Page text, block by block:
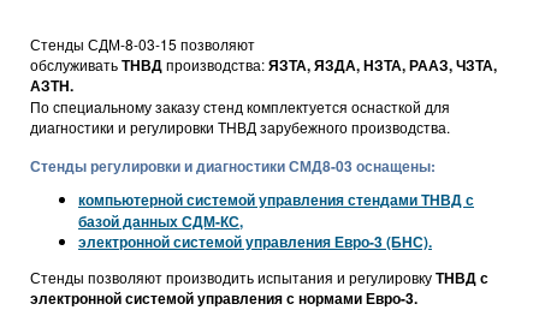
Стенды СДМ-8-03-15 позволяют
обслуживатьТНВДпроизводства:ЯЗТА, ЯЗДА, НЗТА, РААЗ, ЧЗТА,
АЗТН.
По специальному заказу стенд комплектуется оснасткой для
диагностики и регулировки ТНВД зарубежного производства.
Стенды регулировки и диагностики СМД8-03 оснащены:
компьютерной системой управления стендами ТНВД с
базой данных СДМ-КС,
электронной системой управления Евро-3 (БНС).
Стенды позволяют производить испытания и регулировкуТНВД с
электронной системой управления с нормами Евро-3.